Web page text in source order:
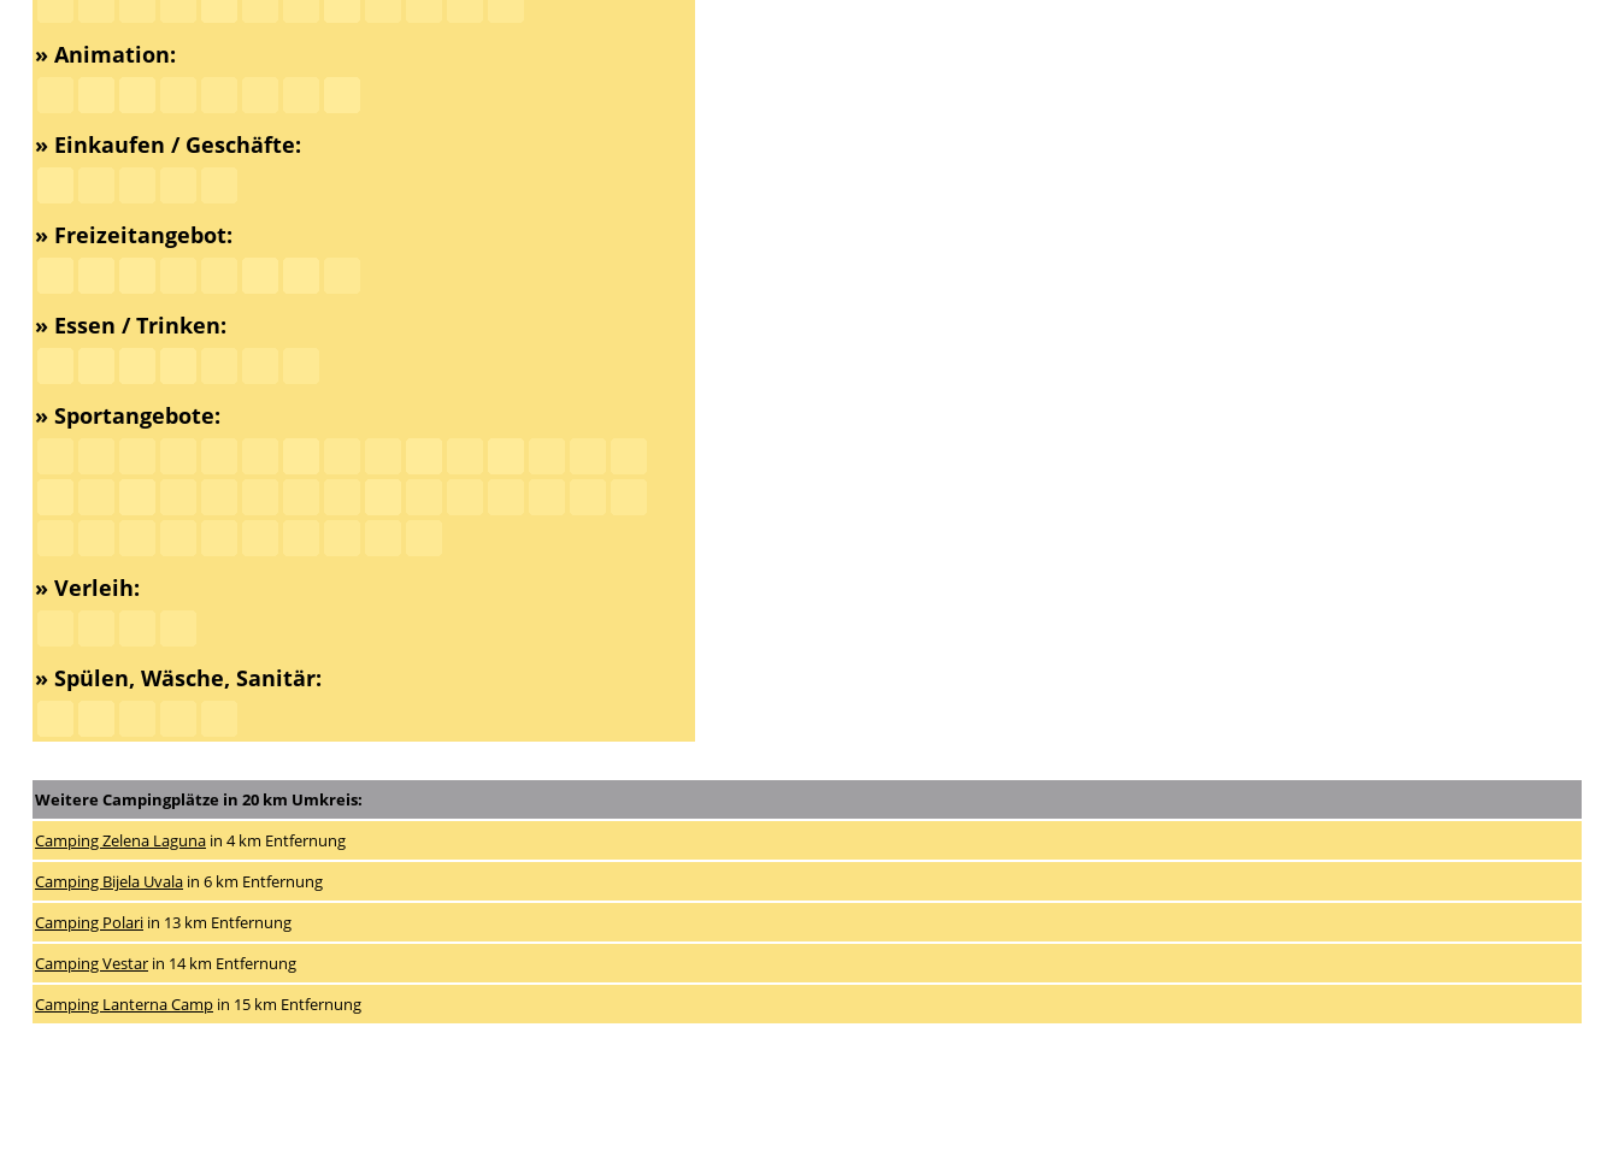
» Animation:
» Einkaufen / Geschäfte:
» Freizeitangebot:
» Essen / Trinken:
» Sportangebote:
» Verleih:
» Spülen, Wäsche, Sanitär:
Weitere Campingplätze in 20 km Umkreis:
Camping Zelena Laguna in 4 km Entfernung
Camping Bijela Uvala in 6 km Entfernung
Camping Polari in 13 km Entfernung
Camping Vestar in 14 km Entfernung
Camping Lanterna Camp in 15 km Entfernung